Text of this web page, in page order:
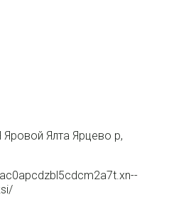
Ялта Ярцево p,